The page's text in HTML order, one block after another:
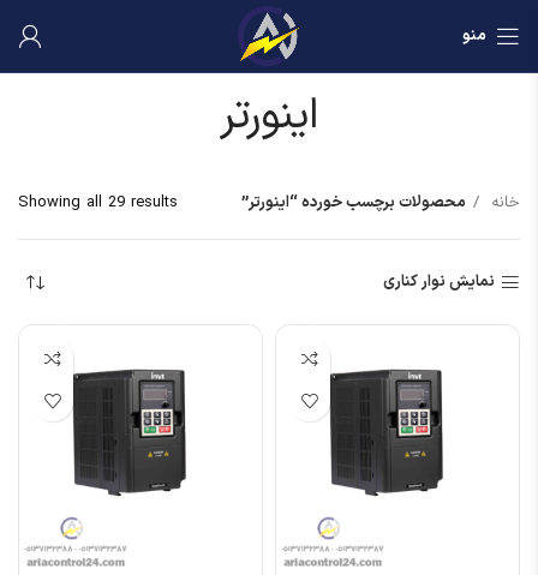
منو
اینورتر
خانه محصولات برچسب خورده “اینورتر” Showing all 29 results
نمایش نوار کناری